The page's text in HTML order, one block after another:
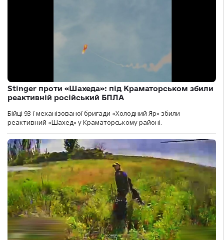
Stinger проти «Шахеда»: під Краматорськом збили
реактивній російський БПЛА
Бійці 93-ї механізованої бригади «Холодний Яр» збили
реактивний «Шахед» у Краматорському районі.